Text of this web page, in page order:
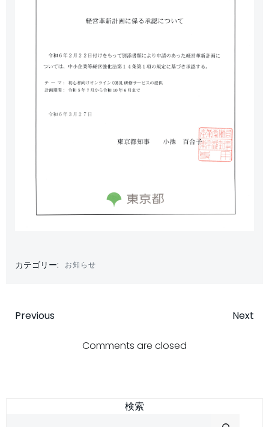
カテゴリー: お知らせ
投
Previous
稿
ビ
Next
Comments are closed
検索